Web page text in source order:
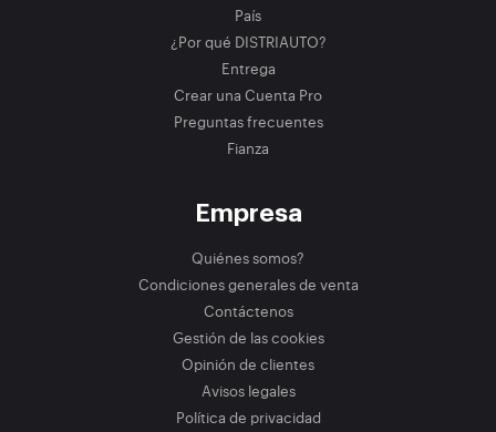
País
¿Por qué DISTRIAUTO?
Entrega
Crear una Cuenta Pro
Preguntas frecuentes
Fianza
Empresa
Quiénes somos?
Condiciones generales de venta
Contáctenos
Gestión de las cookies
Opinión de clientes
Avisos legales
Política de privacidad